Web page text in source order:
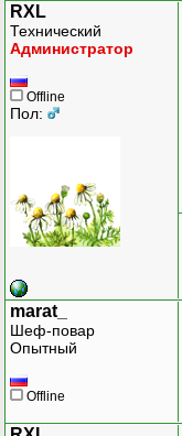
RXL
Технический
Администратор
Offline
Пол:
marat_
Шеф-повар
Опытный
Offline